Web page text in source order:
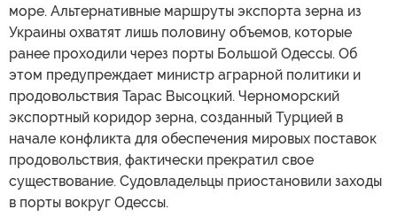
море. Альтернативные маршруты экспорта зерна из
Украины охватят лишь половину объемов, которые
ранее проходили через порты Большой Одессы. Об
этом предупреждает министр аграрной политики и
продовольствия Тарас Высоцкий. Черноморский
экспортный коридор зерна, созданный Турцией в
начале конфликта для обеспечения мировых поставок
продовольствия, фактически прекратил свое
существование. Судовладельцы приостановили заходы
в порты вокруг Одессы.